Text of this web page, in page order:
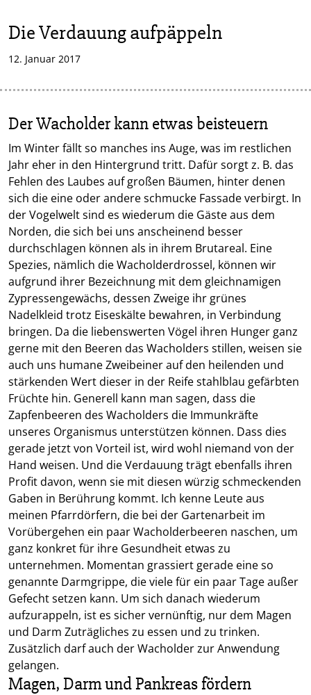
Die Verdauung aufpäppeln
12. Januar 2017
Der Wacholder kann etwas beisteuern
Im Winter fällt so manches ins Auge, was im restlichen
Jahr eher in den Hintergrund tritt. Dafür sorgt z. B. das
Fehlen des Laubes auf großen Bäumen, hinter denen
sich die eine oder andere schmucke Fassade verbirgt. In
der Vogelwelt sind es wiederum die Gäste aus dem
Norden, die sich bei uns anscheinend besser
durchschlagen können als in ihrem Brutareal. Eine
Spezies, nämlich die Wacholderdrossel, können wir
aufgrund ihrer Bezeichnung mit dem gleichnamigen
Zypressengewächs, dessen Zweige ihr grünes
Nadelkleid trotz Eiseskälte bewahren, in Verbindung
bringen. Da die liebenswerten Vögel ihren Hunger ganz
gerne mit den Beeren das Wacholders stillen, weisen sie
auch uns humane Zweibeiner auf den heilenden und
stärkenden Wert dieser in der Reife stahlblau gefärbten
Früchte hin. Generell kann man sagen, dass die
Zapfenbeeren des Wacholders die Immunkräfte
unseres Organismus unterstützen können. Dass dies
gerade jetzt von Vorteil ist, wird wohl niemand von der
Hand weisen. Und die Verdauung trägt ebenfalls ihren
Profit davon, wenn sie mit diesen würzig schmeckenden
Gaben in Berührung kommt. Ich kenne Leute aus
meinen Pfarrdörfern, die bei der Gartenarbeit im
Vorübergehen ein paar Wacholderbeeren naschen, um
ganz konkret für ihre Gesundheit etwas zu
unternehmen. Momentan grassiert gerade eine so
genannte Darmgrippe, die viele für ein paar Tage außer
Gefecht setzen kann. Um sich danach wiederum
aufzurappeln, ist es sicher vernünftig, nur dem Magen
und Darm Zuträgliches zu essen und zu trinken.
Zusätzlich darf auch der Wacholder zur Anwendung
gelangen.
Magen, Darm und Pankreas fördern